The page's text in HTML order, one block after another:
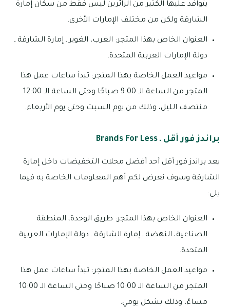
يتوافد عليها الكثير من الزائرين ليس فقط من سكان إمارة
الشارقة ولكن من مختلف الإمارات الأخرى.
العنوان الخاص بهذا المتجر: الغرب، الغوير ـ إمارة الشارقة ـ
دولة الإمارات العربية المتحدة.
مواعيد العمل الخاصة بهذا المتجر: تبدأ ساعات عمل هذا
المتجر من الساعة الـ 9:00 صباحًا وحتى الساعة الـ 12:00
منتصف الليل، وذلك من يوم السبت وحتى يوم الأربعاء.
براندز فور أقل ـ Brands For Less
يعد براندز فور أقل أحد أفضل محلات التخفيضات داخل إمارة
الشارقة وسوف نعرض لكم أهم المعلومات الخاصة به فيما
يلي:
العنوان الخاص بهذا المتجر: طريق الوحدة، المنطقة
الصناعية، النهضة ـ إمارة الشارقة ـ دولة الإمارات العربية
المتحدة.
مواعيد العمل الخاصة بهذا المتجر: تبدأ ساعات عمل هذا
المتجر من الساعة الـ 10:00 صباحًا وحتى الساعة الـ 10:00
مساءً، وذلك بشكل يومي.